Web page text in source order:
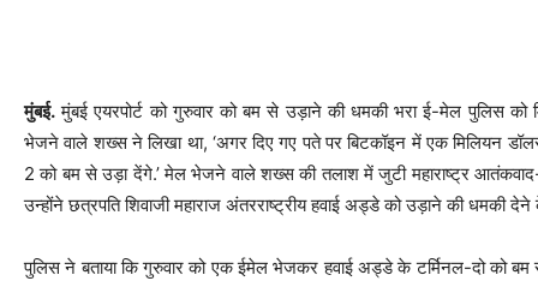
मुंबई. मुंबई एयरपोर्ट को गुरुवार को बम से उड़ाने की धमकी भरा ई-मेल पुलिस
भेजने वाले शख्स ने लिखा था, ‘अगर दिए गए पते पर बिटकॉइन में एक मिलियन
2 को बम से उड़ा देंगे.’ मेल भेजने वाले शख्स की तलाश में जुटी महाराष्ट्र
उन्होंने छत्रपति शिवाजी महाराज अंतरराष्ट्रीय हवाई अड्डे को उड़ाने की धमकी
पुलिस ने बताया कि गुरुवार को एक ईमेल भेजकर हवाई अड्डे के टर्मिनल-दो को